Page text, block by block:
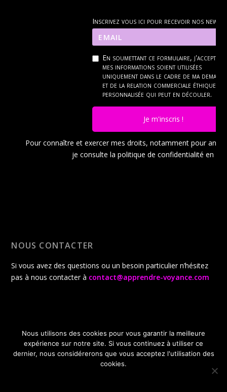
Inscrivez vous ici pour recevoir nos news
En soumettant ce formulaire, j'accepte
mes informations soient utilisées
uniquement dans le cadre de ma
et de la relation commerciale éthique et
personnalisée qui peut en découler.
Je m'inscris !
Pour connaître et exercer mes droits, notamment pour
je consulte la politique de confidentialité en
NOUS CONTACTER
Si vous avez des questions ou un besoin particulier n’hésitez
pas à nous contacter à contact@apprendre-voyance.com
Conçu parElegant Themes| Propulsé par WordPress
CGV
Politique de confidentialité
Politique de gestion des cookies
Nous utilisons des cookies pour vous garantir la meilleure
expérience sur notre site. Si vous continuez à utiliser ce
dernier, nous considérerons que vous acceptez l'utilisation des
cookies.